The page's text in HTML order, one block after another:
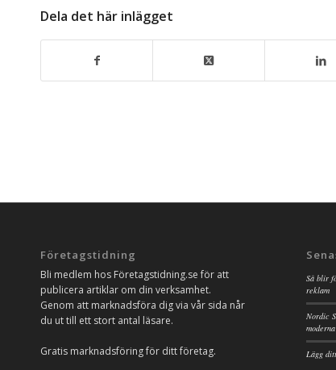
Dela det här inlägget
Företagstidning
Bli medlem hos Företagstidning.se för att
publicera artiklar om din verksamhet.
Genom att marknadsföra dig via vår sida når
du ut till ett stort antal läsare.
Gratis marknadsföring för ditt företag.
Så blir
reklam
Nordic
Lägg